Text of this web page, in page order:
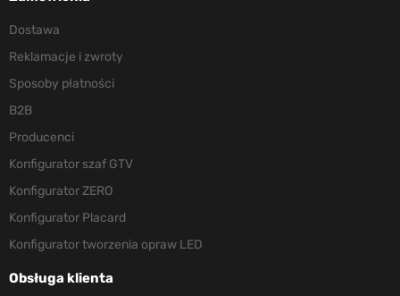
Dostawa
Reklamacje i zwroty
Sposoby płatności
B2B
Producenci
Konfigurator szaf GTV
Konfigurator ZERO
Konfigurator Placard
Konfigurator tworzenia opraw LED
Obsługa klienta